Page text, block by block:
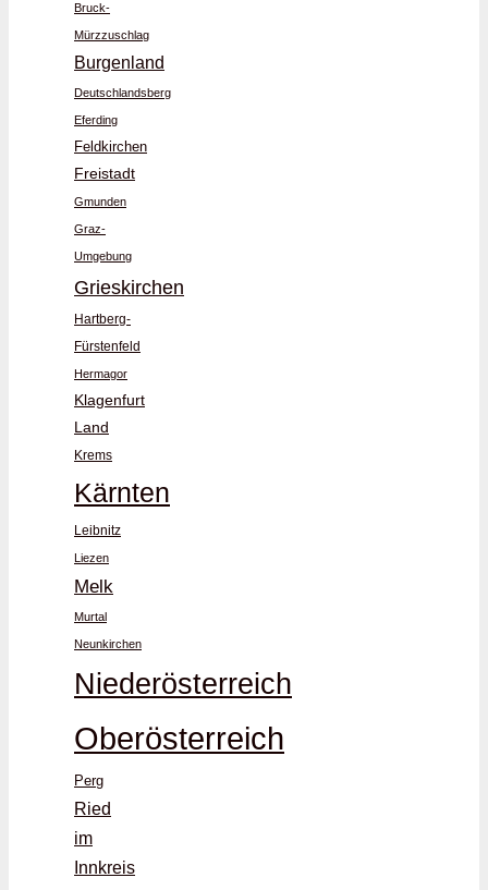
Bruck-
Mürzzuschlag
Burgenland
Deutschlandsberg
Eferding
Feldkirchen
Freistadt
Gmunden
Graz-
Umgebung
Grieskirchen
Hartberg-
Fürstenfeld
Hermagor
Klagenfurt
Land
Krems
Kärnten
Leibnitz
Liezen
Melk
Murtal
Neunkirchen
Niederösterreich
Oberösterreich
Perg
Ried
im
Innkreis